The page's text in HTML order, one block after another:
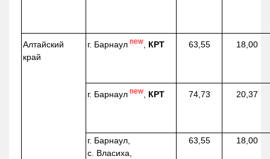
Алтайский
край
г. Барнаул new КРТ 63,55 18,00
г. Барнаул new КРТ 74,73 20,37
г. Барнаул,
с. Власиха,
63,55 18,00